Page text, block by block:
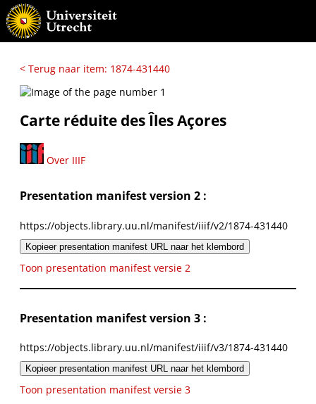
< Terug naar item: 1874-431440
Carte réduite des Îles Açores
Over IIIF
Presentation manifest version 2 :
https://objects.library.uu.nl/manifest/iiif/v2/1874-431440
Kopieer presentation manifest URL naar het klembord
Toon presentation manifest versie 2
Presentation manifest version 3 :
https://objects.library.uu.nl/manifest/iiif/v3/1874-431440
Kopieer presentation manifest URL naar het klembord
Toon presentation manifest versie 3